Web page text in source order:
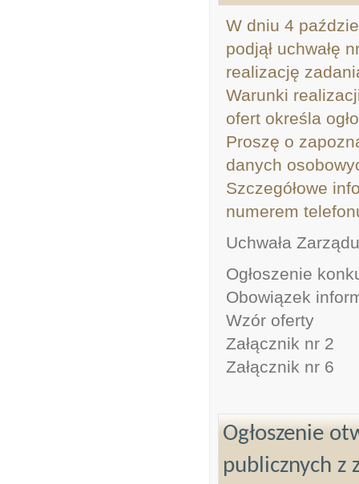
W dniu 4
podjął uchwałę
realizację
Warunki
ofert określa
Proszę o
danych
Szczegółowe
numerem
Uchwała
Ogłoszenie
Obowiązek
Wzór oferty
Załącznik nr 2
Załącznik nr 6
Ogłoszenie
publicznych z